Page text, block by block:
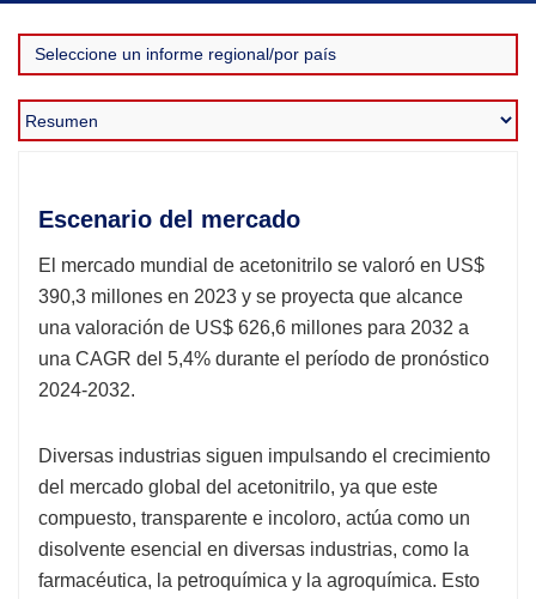
Escenario del mercado
El mercado mundial de acetonitrilo se valoró en US$
390,3 millones en 2023 y se proyecta que alcance
una valoración de US$ 626,6 millones para 2032 a
una CAGR del 5,4% durante el período de pronóstico
2024-2032.
Diversas industrias siguen impulsando el crecimiento
del mercado global del acetonitrilo, ya que este
compuesto, transparente e incoloro, actúa como un
disolvente esencial en diversas industrias, como la
farmacéutica, la petroquímica y la agroquímica. Esto